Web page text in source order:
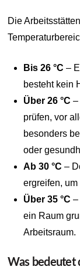
Die
Bis 26 °C –
besteht kein
Über 26 °C –
prüfen, vor
besonders
oder
Ab 30 °C –
ergreifen,
Über 35 °C –
ein Raum
Arbeitsraum.
Was bedeutet